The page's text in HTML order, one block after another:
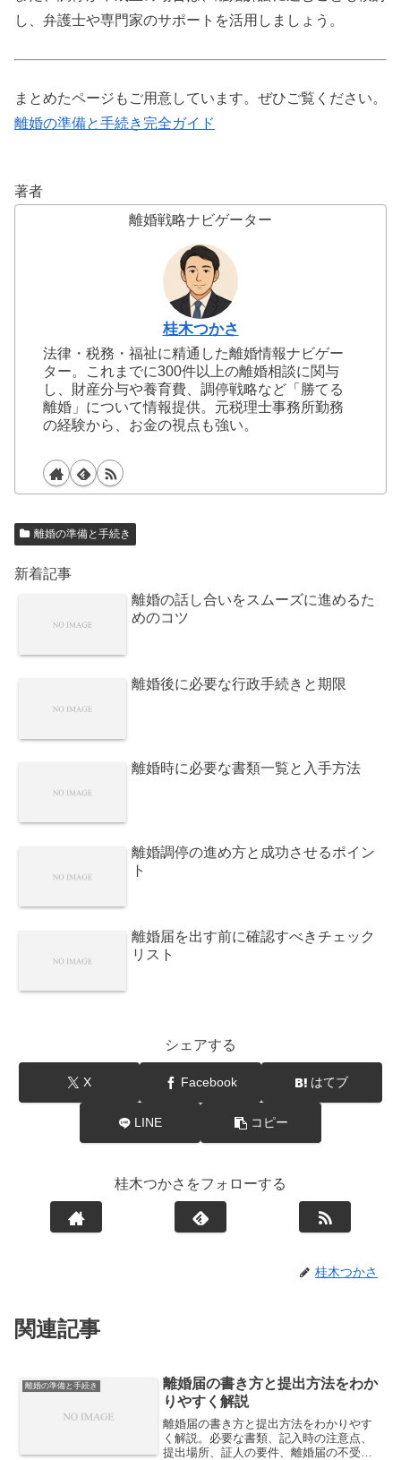
し、弁護士や専門家のサポートを活用しましょう。
まとめたページもご用意しています。ぜひご覧ください。
離婚の準備と手続き完全ガイド
著者
離婚戦略ナビゲーター
桂木つかさ
法律・税務・福祉に精通した離婚情報ナビゲー
ター。これまでに300件以上の離婚相談に関与
し、財産分与や養育費、調停戦略など「勝てる
離婚」について情報提供。元税理士事務所勤務
の経験から、お金の視点も強い。
離婚の準備と手続き
新着記事
離婚の話し合いをスムーズに進めるた
めのコツ
離婚後に必要な行政手続きと期限
離婚時に必要な書類一覧と入手方法
離婚調停の進め方と成功させるポイン
ト
離婚届を出す前に確認すべきチェック
リスト
シェアする
X Facebook はてブ
LINE コピー
桂木つかさをフォローする
桂木つかさ
関連記事
離婚の準備と手続き
離婚届の書き方と提出方法をわか
りやすく解説
離婚届の書き方と提出方法をわかりやす
く解説。必要な書類、記入時の注意点、
提出場所、証人の要件、離婚届の不受理